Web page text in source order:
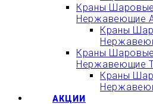
Краны
Нержавеющие
Краны
Краны
Нержавеющие
Краны
АКЦИИ